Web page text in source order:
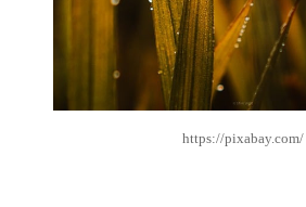
https://pixabay.com/